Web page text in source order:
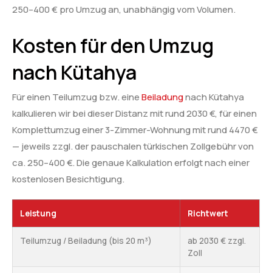
250–400 € pro Umzug an, unabhängig vom Volumen.
Kosten für den Umzug
nach Kütahya
Für einen Teilumzug bzw. eineBeiladungnach Kütahya
kalkulieren wir bei dieser Distanz mit rund 2030 €, für einen
Komplettumzug einer 3-Zimmer-Wohnung mit rund 4470 €
— jeweils zzgl. der pauschalen türkischen Zollgebühr von
ca. 250–400 €. Die genaue Kalkulation erfolgt nach einer
kostenlosen Besichtigung.
Leistung Richtwert
Teilumzug / Beiladung (bis 20 m³)
ab 2030 € zzgl.
Zoll